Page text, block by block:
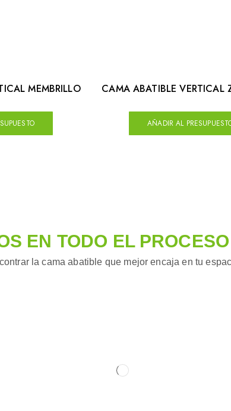
MEMBRILLO CAMA ABATIBLE VERTICAL
AÑADIR AL
EN TODO EL PROCESO
la cama abatible que mejor encaja en tu